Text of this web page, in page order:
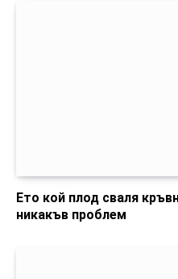
Ето кой плод сваля
никакъв проблем